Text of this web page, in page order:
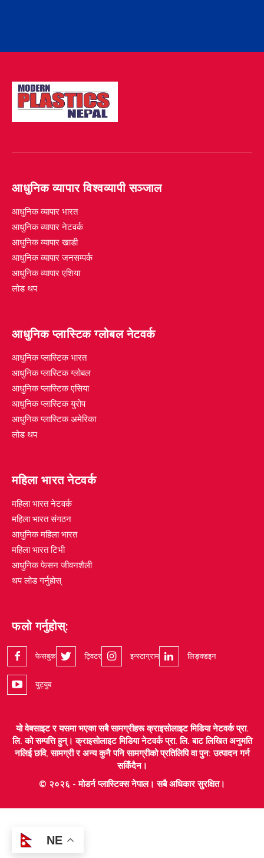
आधुनिक व्यापार विश्वव्यापी सञ्जाल
आधुनिक व्यापार भारत
आधुनिक व्यापार नेटवर्क
आधुनिक व्यापार खाडी
आधुनिक व्यापार जनसम्पर्क
आधुनिक व्यापार एशिया
लोड थप
आधुनिक प्लास्टिक ग्लोबल नेटवर्क
आधुनिक प्लास्टिक भारत
आधुनिक प्लास्टिक ग्लोबल
आधुनिक प्लास्टिक एसिया
आधुनिक प्लास्टिक युरोप
आधुनिक प्लास्टिक अमेरिका
लोड थप
महिला भारत नेटवर्क
महिला भारत नेटवर्क
महिला भारत संगठन
आधुनिक महिला भारत
महिला भारत टिभी
आधुनिक फेसन जीवनशैली
थप लोड गर्नुहोस्
फलो गर्नुहोस्:
फेसबुक ट्विटर इन्स्टाग्राम लिङ्क्डइन
युट्युब
यो वेबसाइट र यसमा भएका सबै सामग्रीहरू क्राइसोलाइट मिडिया नेटवर्क प्रा.
लि. को सम्पत्ति हुन्। क्राइसोलाइट मिडिया नेटवर्क प्रा. लि. बाट लिखित अनुमति
नलिई छवि, सामग्री र अन्य कुनै पनि सामग्रीको प्रतिलिपि वा पुन: उत्पादन गर्न
सकिँदैन।
© २०२६ - मोडर्न प्लास्टिक्स नेपाल। सबै अधिकार सुरक्षित।
NE